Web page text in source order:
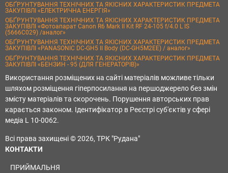
ОБҐРУНТУВАННЯ ТЕХНІЧНИХ ТА ЯКІСНИХ ХАРАКТЕРИСТИК ПРЕДМЕТА
ЗАКУПІВЛІ «ЕЛЕКТРИЧНА ЕНЕРГІЯ»
ОБҐРУНТУВАННЯ ТЕХНІЧНИХ ТА ЯКІСНИХ ХАРАКТЕРИСТИК ПРЕДМЕТА
ЗАКУПІВЛІ «Фотоапарат Canon R6 Mark II Kit RF 24-105 f/4.0 L IS
(5666C029) /аналог»
ОБҐРУНТУВАННЯ ТЕХНІЧНИХ ТА ЯКІСНИХ ХАРАКТЕРИСТИК ПРЕДМЕТА
ЗАКУПІВЛІ «PANASONIC DC-GH5 II Body (DC-GH5M2EE) / аналог»
ОБҐРУНТУВАННЯ ТЕХНІЧНИХ ТА ЯКІСНИХ ХАРАКТЕРИСТИК ПРЕДМЕТА
ЗАКУПІВЛІ «БЕНЗИН - 95 (ДЛЯ ГЕНЕРАТОРІВ)»
Використання розміщених на сайті матеріалів можливе тільки
шляхом розміщення гіперпосилання на першоджерело без змін
змісту матеріалів та скорочень. Порушення авторських прав
карається законом. Ідентифікатор в Реєстрі суб'єктів у сфері
медіа L 10-0062.
Всі права захищені © 2026, ТРК "Рудана"
КОНТАКТИ
ПРИЙМАЛЬНЯ